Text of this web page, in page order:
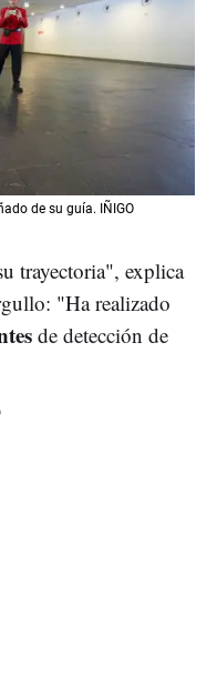
de su guía. IÑIGO
trayectoria", explica
"Ha realizado
de detección de